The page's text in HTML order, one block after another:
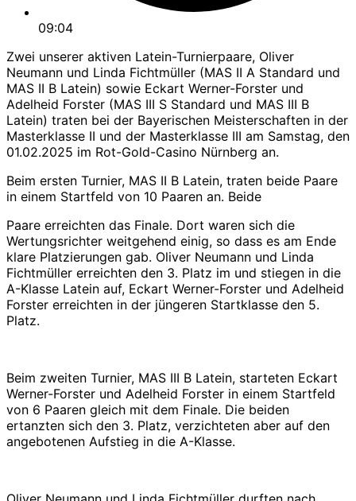
09:04
Zwei unserer aktiven Latein-Turnierpaare, Oliver
Neumann und Linda Fichtmüller (MAS II A Standard und
MAS II B Latein) sowie Eckart Werner-Forster und
Adelheid Forster (MAS III S Standard und MAS III B
Latein) traten bei der Bayerischen Meisterschaften in der
Masterklasse II und der Masterklasse III am Samstag, den
01.02.2025 im Rot-Gold-Casino Nürnberg an.
Beim ersten Turnier, MAS II B Latein, traten beide Paare
in einem Startfeld von 10 Paaren an. Beide
Paare erreichten das Finale. Dort waren sich die
Wertungsrichter weitgehend einig, so dass es am Ende
klare Platzierungen gab. Oliver Neumann und Linda
Fichtmüller erreichten den 3. Platz im und stiegen in die
A-Klasse Latein auf, Eckart Werner-Forster und Adelheid
Forster erreichten in der jüngeren Startklasse den 5.
Platz.
Beim zweiten Turnier, MAS III B Latein, starteten Eckart
Werner-Forster und Adelheid Forster in einem Startfeld
von 6 Paaren gleich mit dem Finale. Die beiden
ertanzten sich den 3. Platz, verzichteten aber auf den
angebotenen Aufstieg in die A-Klasse.